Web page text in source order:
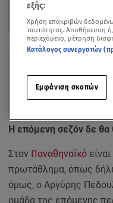
Δείτε περισσότερα
Πρόσθηκη star.gr στις
Η επόμενη σεζόν δε θα
Στον Παναθηναϊκό
πρωτάθλημα, όπως
όμως, ο Αργύρης
ομάδα της επόμενης
εξής:
Χρήση επακριβών
ταυτότητας. Αποθήκευση
περιεχόμενο, μέτρηση
Κατάλογος συνεργατών
Εμφάνιση σκοπών